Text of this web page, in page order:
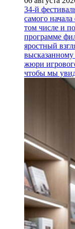
34-й
самого
том числе и
программе
яростный
жюри
чтобы мы